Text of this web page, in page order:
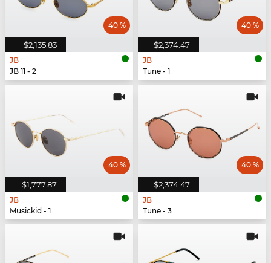
$2,135.83
40 %
JB
JB 11 - 2
$2,374.47
40 %
JB
Tune - 1
$1,777.87
40 %
JB
Musickid - 1
$2,374.47
40 %
JB
Tune - 3